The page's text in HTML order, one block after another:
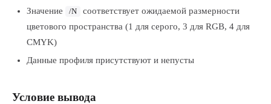
Значение
/N
соответствует ожидаемой размерности
цветового пространства (1 для серого, 3 для RGB, 4 для
CMYK)
Данные профиля присутствуют и непусты
Условие вывода